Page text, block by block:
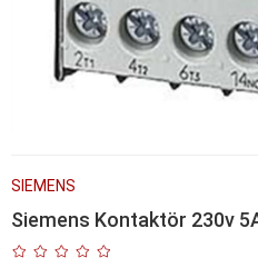
SIEMENS
Siemens Kontaktör 230v